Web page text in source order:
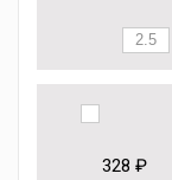
328 ₽